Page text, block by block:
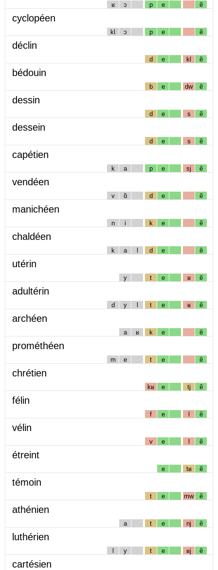
ʁ ɔ p e ẽ
cyclopéen
kl ɔ p e ẽ
déclin
d e kl ẽ
bédouin
b e dw ẽ
dessin
d e s ẽ
dessein
d e s ẽ
capétien
k a p e sj ẽ
vendéen
v ɑ̃ d e ẽ
manichéen
n i k e ẽ
chaldéen
k a l d e ẽ
utérin
y t e ʁ ẽ
adultérin
d y l t e ʁ ẽ
archéen
a ʁ k e ẽ
prométhéen
m e t e ẽ
chrétien
kʁ e tj ẽ
félin
f e l ẽ
vélin
v e l ẽ
étreint
e tʁ ẽ
témoin
t e mw ẽ
athénien
a t e nj ẽ
luthérien
l y t e ʁj ẽ
cartésien